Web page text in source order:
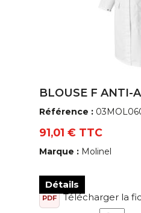
BLOUSE F ANTI-
Référence :
91,01 € TTC
Marque : Molinel
Détails
PDF
Télécharger la